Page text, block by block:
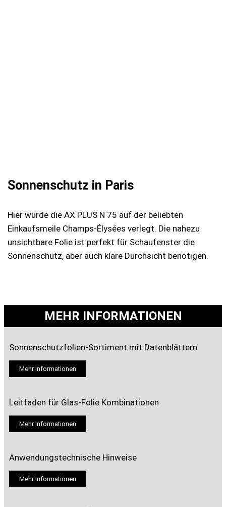
Sonnenschutz in Paris
Hier wurde die AX PLUS N 75 auf der beliebten
Einkaufsmeile Champs-Élysées verlegt. Die nahezu
unsichtbare Folie ist perfekt für Schaufenster die
Sonnenschutz, aber auch klare Durchsicht benötigen.
MEHR INFORMATIONEN
Sonnenschutzfolien-Sortiment mit Datenblättern
Mehr Informationen
Leitfaden für Glas-Folie Kombinationen
Mehr Informationen
Anwendungstechnische Hinweise
Mehr Informationen